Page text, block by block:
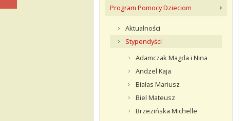
Program Pomocy Dzieciom
Aktualności
Stypendyści
Adamczak Magda i Nina
Andzel Kaja
Białas Mariusz
Biel Mateusz
Brzezińska Michelle